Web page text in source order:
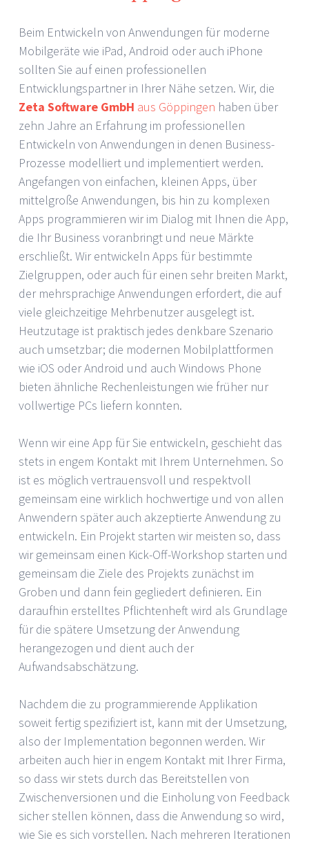
Beim Entwickeln von Anwendungen für moderne
Mobilgeräte wie iPad, Android oder auch iPhone
sollten Sie auf einen professionellen
Entwicklungspartner in Ihrer Nähe setzen. Wir, die
Zeta Software GmbH aus Göppingen haben über
zehn Jahre an Erfahrung im professionellen
Entwickeln von Anwendungen in denen Business-
Prozesse modelliert und implementiert werden.
Angefangen von einfachen, kleinen Apps, über
mittelgroße Anwendungen, bis hin zu komplexen
Apps programmieren wir im Dialog mit Ihnen die App,
die Ihr Business voranbringt und neue Märkte
erschließt. Wir entwickeln Apps für bestimmte
Zielgruppen, oder auch für einen sehr breiten Markt,
der mehrsprachige Anwendungen erfordert, die auf
viele gleichzeitige Mehrbenutzer ausgelegt ist.
Heutzutage ist praktisch jedes denkbare Szenario
auch umsetzbar; die modernen Mobilplattformen
wie iOS oder Android und auch Windows Phone
bieten ähnliche Rechenleistungen wie früher nur
vollwertige PCs liefern konnten.
Wenn wir eine App für Sie entwickeln, geschieht das
stets in engem Kontakt mit Ihrem Unternehmen. So
ist es möglich vertrauensvoll und respektvoll
gemeinsam eine wirklich hochwertige und von allen
Anwendern später auch akzeptierte Anwendung zu
entwickeln. Ein Projekt starten wir meisten so, dass
wir gemeinsam einen Kick-Off-Workshop starten und
gemeinsam die Ziele des Projekts zunächst im
Groben und dann fein gegliedert definieren. Ein
daraufhin erstelltes Pflichtenheft wird als Grundlage
für die spätere Umsetzung der Anwendung
herangezogen und dient auch der
Aufwandsabschätzung.
Nachdem die zu programmierende Applikation
soweit fertig spezifiziert ist, kann mit der Umsetzung,
also der Implementation begonnen werden. Wir
arbeiten auch hier in engem Kontakt mit Ihrer Firma,
so dass wir stets durch das Bereitstellen von
Zwischenversionen und die Einholung von Feedback
sicher stellen können, dass die Anwendung so wird,
wie Sie es sich vorstellen. Nach mehreren Iterationen